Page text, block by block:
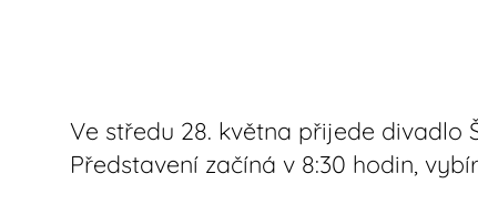
Ve středu 28. května přijede divadlo
Představení začíná v 8:30 hodin,